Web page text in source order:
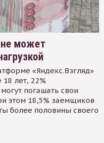
может
«Яндекс.Взгляд»
лет, 22%
погашать свои
этом 18,5% заемщиков
более половины своего